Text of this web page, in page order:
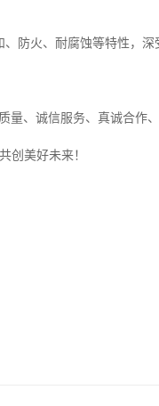
防火、耐腐蚀等特性，深
量、诚信服务、真诚合作
创美好未来！